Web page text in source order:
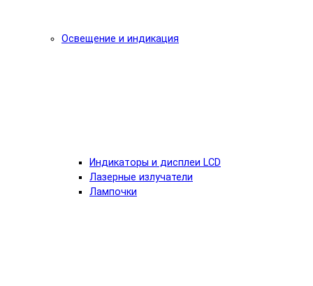
Освещение и индикация
Индикаторы и дисплеи LCD
Лазерные излучатели
Лампочки